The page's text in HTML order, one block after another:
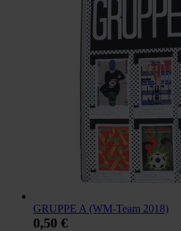
GRUPPE A (WM-Team 2018)
0,50 €